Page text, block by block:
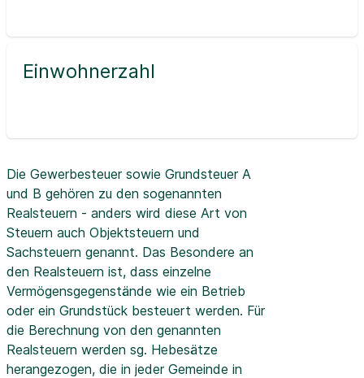
Einwohnerzahl
Die Gewerbesteuer sowie Grundsteuer A
und B gehören zu den sogenannten
Realsteuern - anders wird diese Art von
Steuern auch Objektsteuern und
Sachsteuern genannt. Das Besondere an
den Realsteuern ist, dass einzelne
Vermögensgegenstände wie ein Betrieb
oder ein Grundstück besteuert werden. Für
die Berechnung von den genannten
Realsteuern werden sg. Hebesätze
herangezogen, die in jeder Gemeinde in